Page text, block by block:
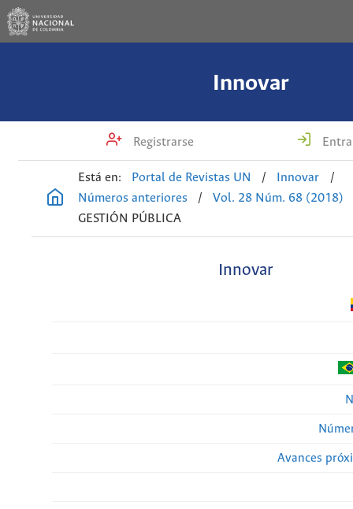
Innovar
Registrarse
Está en: Portal de Revistas UN / Innovar
/
Números anteriores
/
Vol. 28 Núm. 68 (2018)
GESTIÓN PÚBLICA
Innovar
Avances